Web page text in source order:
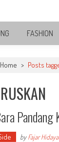
FASHION
Home > Posts
byFajar